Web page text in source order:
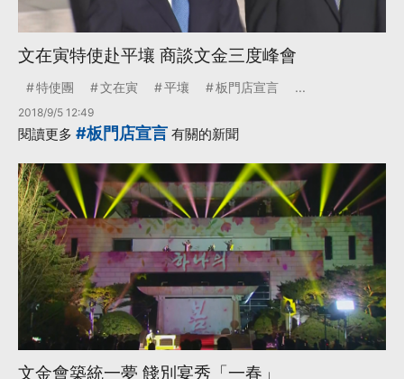
文在寅特使赴平壤 商談文金三度峰會
特使團 文在寅 平壤 板門店宣言 ...
2018/9/5 12:49
閱讀更多 #板門店宣言 有關的新聞
文金會築統一夢 餞別宴秀「一春」